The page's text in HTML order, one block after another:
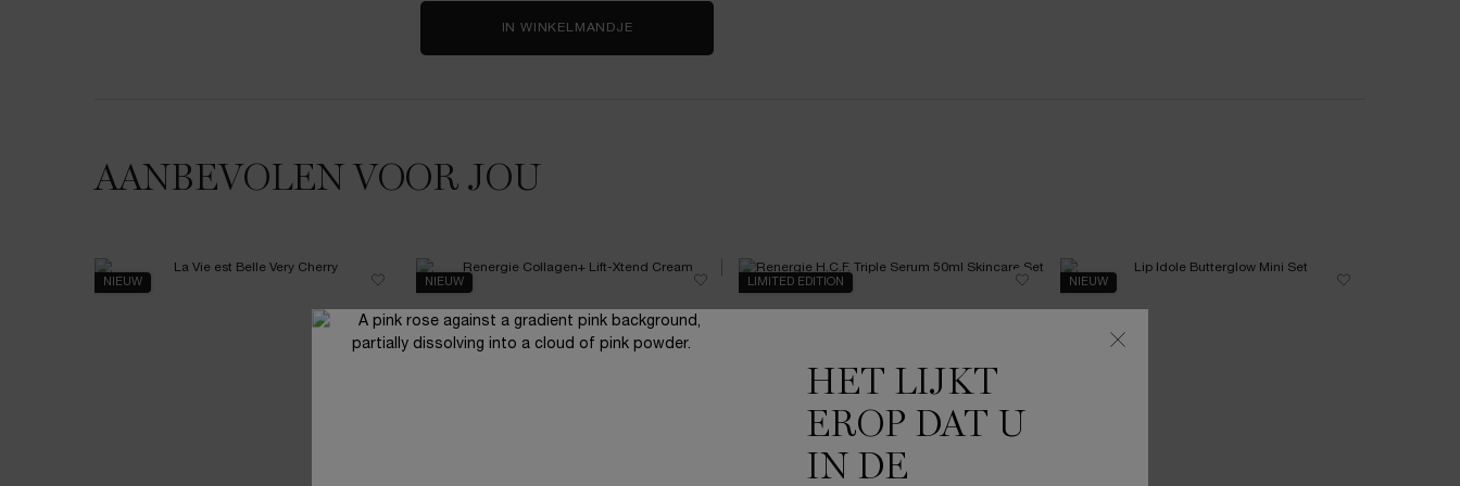
IN WINKELMANDJE
AANBEVOLEN VOOR JOU
NIEUW NIEUW LIMITED EDITION NIEUW
HET LIJKT
EROP DAT U
IN DE